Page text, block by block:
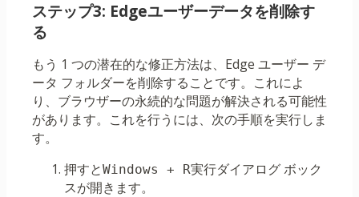
ステップ3: Edgeユーザーデータを削除す
る
もう 1 つの潜在的な修正方法は、Edge ユーザー デ
ータ フォルダーを削除することです。これによ
り、ブラウザーの永続的な問題が解決される可能性
があります。これを行うには、次の手順を実行しま
す。
押すとWindows + R実行ダイアログ ボック
スが開きます。